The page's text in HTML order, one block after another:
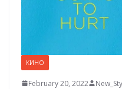
КИНО
February 20, 2022